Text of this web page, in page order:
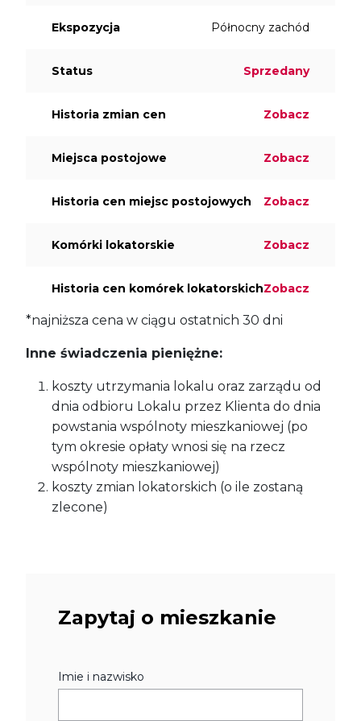
Ekspozycja Północny zachód
Status Sprzedany
Historia zmian cen Zobacz
Miejsca postojowe Zobacz
Historia cen miejsc postojowych Zobacz
Komórki lokatorskie Zobacz
Historia cen komórek lokatorskichZobacz
*najniższa cena w ciągu ostatnich 30 dni
Inne świadczenia pieniężne:
koszty utrzymania lokalu oraz zarządu od
dnia odbioru Lokalu przez Klienta do dnia
powstania wspólnoty mieszkaniowej (po
tym okresie opłaty wnosi się na rzecz
wspólnoty mieszkaniowej)
koszty zmian lokatorskich (o ile zostaną
zlecone)
Zapytaj o mieszkanie
Imie i nazwisko